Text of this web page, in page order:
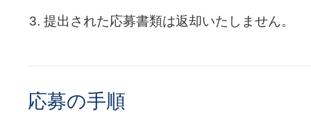
提出された応募書類は返却いたしません。
応募の手順